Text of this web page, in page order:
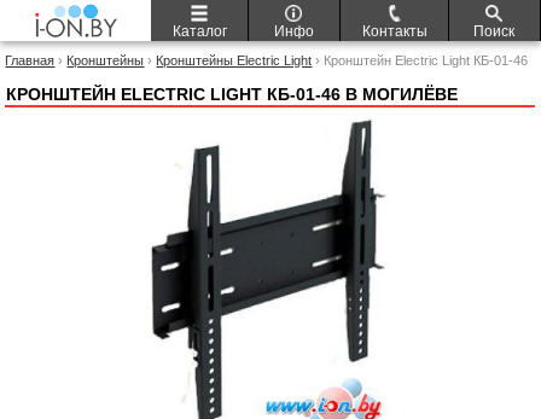
Каталог Инфо Контакты Поиск
Главная › Кронштейны › Кронштейны Electric Light › Кронштейн Electric Light КБ-01-46
КРОНШТЕЙН ELECTRIC LIGHT КБ-01-46 В МОГИЛЁВЕ